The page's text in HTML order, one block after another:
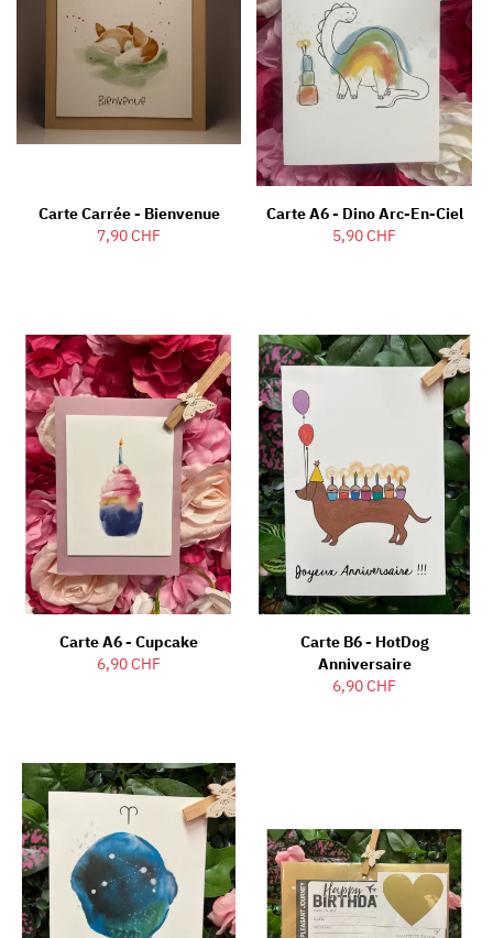
Carte Carrée - Bienvenue
7,90 CHF
Carte A6 - Dino Arc-En-Ciel
5,90 CHF
Carte A6 - Cupcake
6,90 CHF
Carte B6 - HotDog
Anniversaire
6,90 CHF